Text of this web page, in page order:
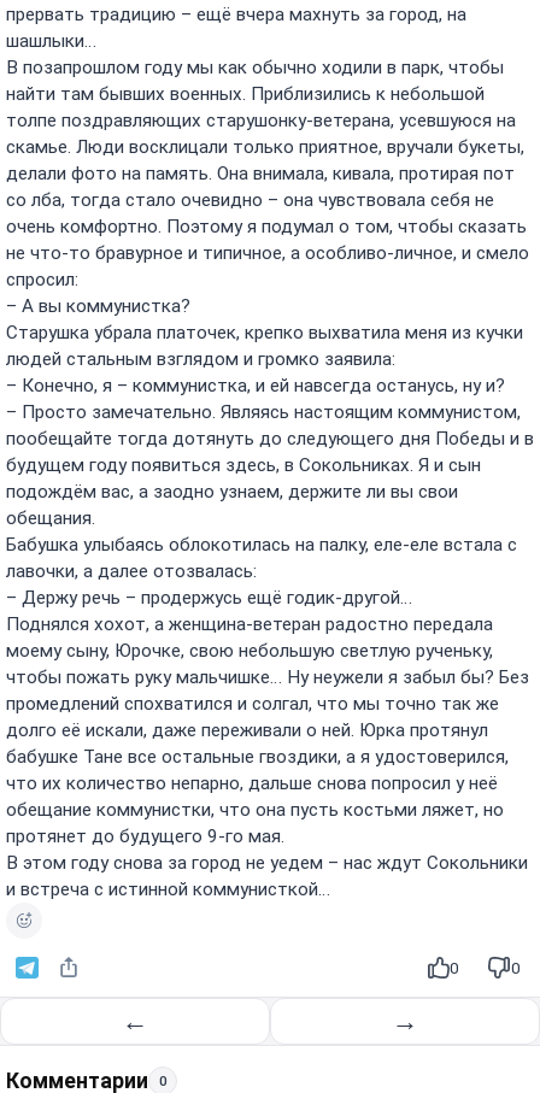
прервать традицию – ещё вчера махнуть за город, на
шашлыки…
В позапрошлом году мы как обычно ходили в парк, чтобы
найти там бывших военных. Приблизились к небольшой
толпе поздравляющих старушонку-ветерана, усевшуюся на
скамье. Люди восклицали только приятное, вручали букеты,
делали фото на память. Она внимала, кивала, протирая пот
со лба, тогда стало очевидно – она чувствовала себя не
очень комфортно. Поэтому я подумал о том, чтобы сказать
не что-то бравурное и типичное, а особливо-личное, и смело
спросил:
– А вы коммунистка?
Старушка убрала платочек, крепко выхватила меня из кучки
людей стальным взглядом и громко заявила:
– Конечно, я – коммунистка, и ей навсегда останусь, ну и?
– Просто замечательно. Являясь настоящим коммунистом,
пообещайте тогда дотянуть до следующего дня Победы и в
будущем году появиться здесь, в Сокольниках. Я и сын
подождём вас, а заодно узнаем, держите ли вы свои
обещания.
Бабушка улыбаясь облокотилась на палку, еле-еле встала с
лавочки, а далее отозвалась:
– Держу речь – продержусь ещё годик-другой…
Поднялся хохот, а женщина-ветеран радостно передала
моему сыну, Юрочке, свою небольшую светлую рученьку,
чтобы пожать руку мальчишке… Ну неужели я забыл бы? Без
промедлений спохватился и солгал, что мы точно так же
долго её искали, даже переживали о ней. Юрка протянул
бабушке Тане все остальные гвоздики, а я удостоверился,
что их количество непарно, дальше снова попросил у неё
обещание коммунистки, что она пусть костьми ляжет, но
протянет до будущего 9-го мая.
В этом году снова за город не уедем – нас ждут Сокольники
и встреча с истинной коммунисткой…
0 0
← →
Комментарии 0